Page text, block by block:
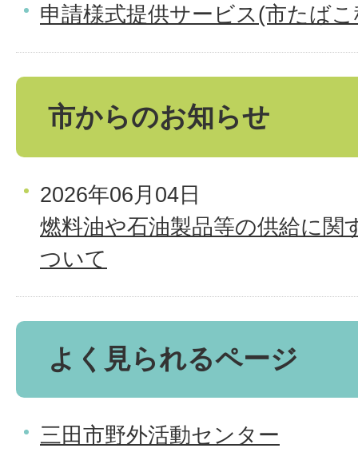
申請様式提供サービス(市たば
市からのお知らせ
2026年06月04日
燃料油や石油製品等の供給に関
ついて
よく見られるページ
三田市野外活動センター